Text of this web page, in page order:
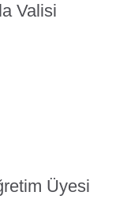
Valisi
Üyesi